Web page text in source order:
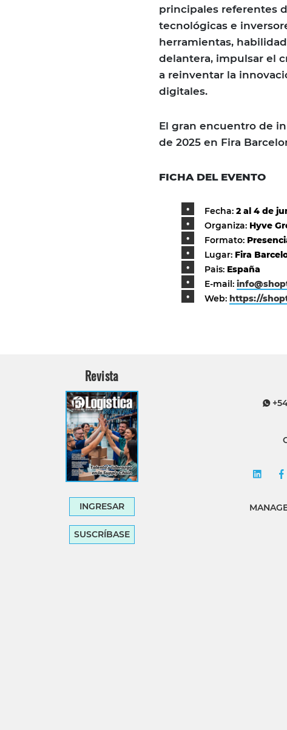
principales referentes
tecnológicas e
herramientas,
delantera, impulsar el
a reinventar la
digitales.
El gran encuentro de
de 2025 en Fira
FICHA DEL EVENTO
Fecha: 2 al 4 de
Organiza: Hyve
Formato:
Lugar: Fira
Pais: España
E-mail:
Web: https://
Revista
INGRESAR
SUSCRÍBASE
+54